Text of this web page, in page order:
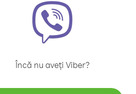
Încă nu aveți Viber?